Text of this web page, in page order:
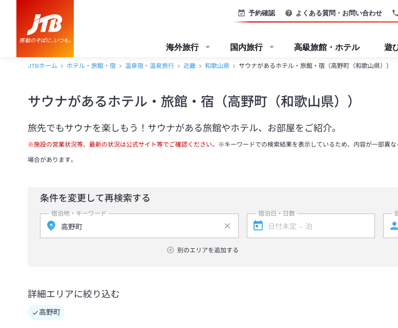
予約確認 よくある質問・お問い合わせ
海外旅行 国内旅行 高級旅館・ホテル 遊
JTBホーム ホテル・旅館・宿 温泉宿・温泉旅行 近畿 和歌山県 サウナがあるホテル・旅館・宿（高野町（和歌山県））
サウナがあるホテル・旅館・宿（高野町（和歌山県））
旅先でもサウナを楽しもう！サウナがある旅館やホテル、お部屋をご紹介。
※施設の営業状況等、最新の状況は公式サイト等でご確認ください。 ※キーワードでの検索結果を表示しているため、内容が一部異
場合があります。
条件を変更して再検索する
宿泊地・キーワード
別のエリアを追加する
宿泊日・日数
詳細エリアに絞り込む
高野町